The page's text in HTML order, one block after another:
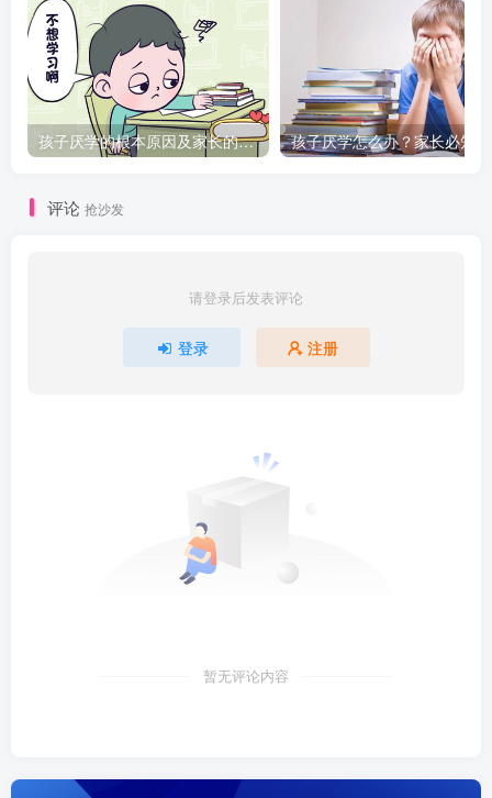
孩子厌学的根本原因及家长的正确引导策略
评论 抢沙发
请登录后发表评论
登录 注册
暂无评论内容